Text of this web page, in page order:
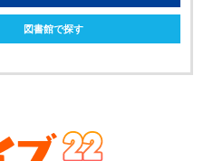
図書館で探す